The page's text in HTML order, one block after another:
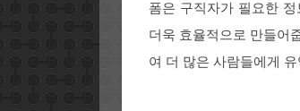
폼은 구직자가 필요한
더욱 효율적으로 만들어
여 더 많은 사람들에게